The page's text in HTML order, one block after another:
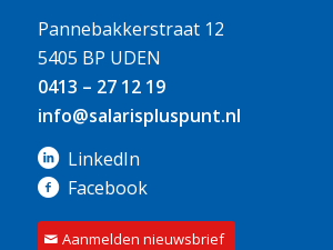
Pannebakkerstraat 12
5405 BP UDEN
0413 – 27 12 19
info@salarispluspunt.nl
LinkedIn
Facebook
Aanmelden nieuwsbrief